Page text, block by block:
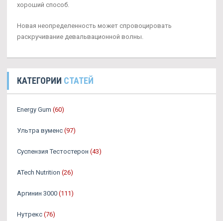
хороший способ.
Новая неопределенность может спровоцировать
раскручивание девальвационной волны.
КАТЕГОРИИ СТАТЕЙ
Energy Gum (60)
Ультра вуменс (97)
Суспензия Тестостерон (43)
ATech Nutrition (26)
Аргинин 3000 (111)
Нутрекс (76)